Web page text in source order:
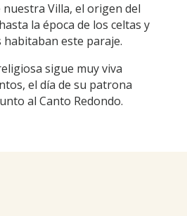
nuestra Villa, el origen del
la época de los celtas y
este paraje.
sigue muy viva
el día de su patrona
al Canto Redondo.